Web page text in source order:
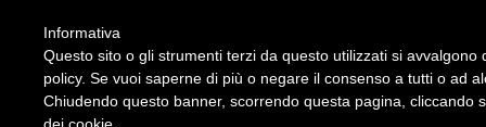
CLUB COMMUNICATOR
Informativa
Questo sito o gli strumenti terzi da questo utilizzati si
policy. Se vuoi saperne di più o negare il consenso a tutti o ad
Chiudendo questo banner, scorrendo questa pagina, cliccando